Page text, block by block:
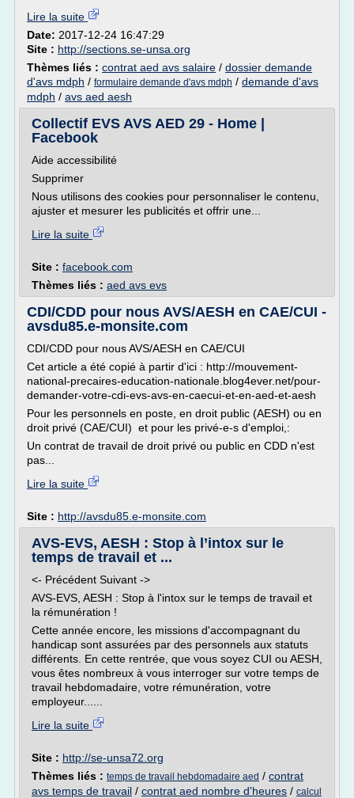
Lire la suite
Date: 2017-12-24 16:47:29
Site : http://sections.se-unsa.org
Thèmes liés : contrat aed avs salaire / dossier demande
d'avs mdph / formulaire demande d'avs mdph / demande d'avs
mdph / avs aed aesh
Collectif EVS AVS AED 29 - Home |
Facebook
Aide accessibilité
Supprimer
Nous utilisons des cookies pour personnaliser le contenu,
ajuster et mesurer les publicités et offrir une...
Lire la suite
Site : facebook.com
Thèmes liés : aed avs evs
CDI/CDD pour nous AVS/AESH en CAE/CUI -
avsdu85.e-monsite.com
CDI/CDD pour nous AVS/AESH en CAE/CUI
Cet article a été copié à partir d'ici : http://mouvement-
national-precaires-education-nationale.blog4ever.net/pour-
demander-votre-cdi-evs-avs-en-caecui-et-en-aed-et-aesh
Pour les personnels en poste, en droit public (AESH) ou en
droit privé (CAE/CUI) et pour les privé-e-s d'emploi,:
Un contrat de travail de droit privé ou public en CDD n'est
pas...
Lire la suite
Site : http://avsdu85.e-monsite.com
AVS-EVS, AESH : Stop à l’intox sur le
temps de travail et ...
<- Précédent Suivant ->
AVS-EVS, AESH : Stop à l'intox sur le temps de travail et
la rémunération !
Cette année encore, les missions d'accompagnant du
handicap sont assurées par des personnels aux statuts
différents. En cette rentrée, que vous soyez CUI ou AESH,
vous êtes nombreux à vous interroger sur votre temps de
travail hebdomadaire, votre rémunération, votre
employeur......
Lire la suite
Site : http://se-unsa72.org
Thèmes liés : temps de travail hebdomadaire aed / contrat
avs temps de travail / contrat aed nombre d'heures / calcul